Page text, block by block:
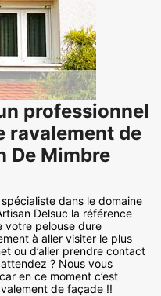
professionnel
ravalement de
De Mimbre
dans le domaine
Delsuc la référence
votre pelouse dure
à aller visiter le plus
ou d’aller prendre contact
? Nous vous
en ce moment c’est
de façade !!